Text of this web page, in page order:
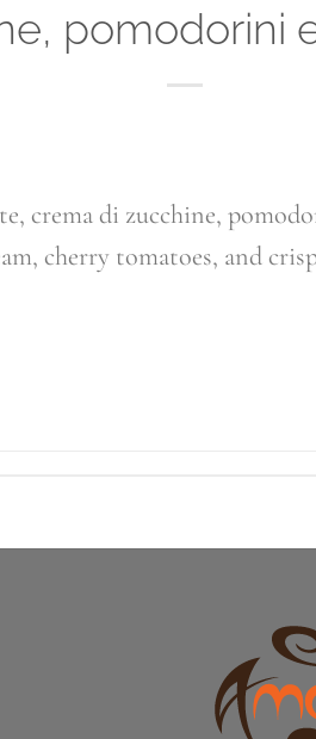
pomodorini
crema di zucchine,
cherry tomatoes, and